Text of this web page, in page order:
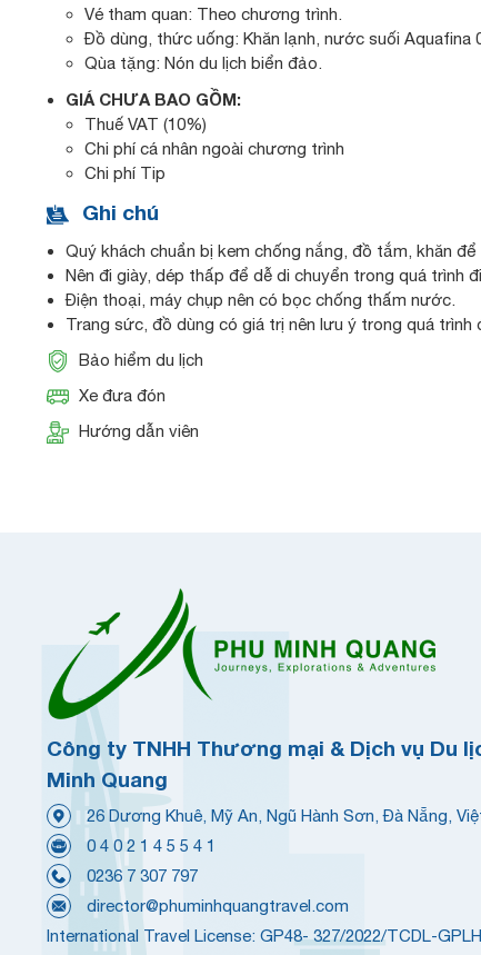
Vé tham quan: Theo chương trình.
Đồ dùng, thức uống: Khăn lạnh, nước suối Aquafina
Qùa tặng: Nón du lịch biển đảo.
GIÁ CHƯA BAO GỒM:
Thuế VAT (10%)
Chi phí cá nhân ngoài chương trình
Chi phí Tip
Ghi chú
Quý khách chuẩn bị kem chống nắng, đồ tắm, khăn
Nên đi giày, dép thấp để dễ di chuyển trong quá trình
Điện thoại, máy chụp nên có bọc chống thấm nước.
Trang sức, đồ dùng có giá trị nên lưu ý trong quá trình
Bảo hiểm du lịch
Xe đưa đón
Hướng dẫn viên
Công ty TNHH Thương mại & Dịch vụ Du
Minh Quang
26 Dương Khuê, Mỹ An, Ngũ Hành Sơn, Đà Nẵng,
0 4 0 2 1 4 5 5 4 1
0236 7 307 797
director@phuminhquangtravel.com
International Travel License: GP48- 327/2022/TCDL-